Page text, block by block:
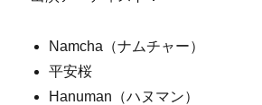
Namcha（ナムチャー）
平安桜
Hanuman（ハヌマン）